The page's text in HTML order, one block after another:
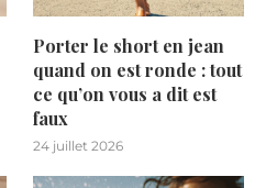
Porter le short en jean
quand on est ronde : tout
ce qu’on vous a dit est
faux
24 juillet 2026